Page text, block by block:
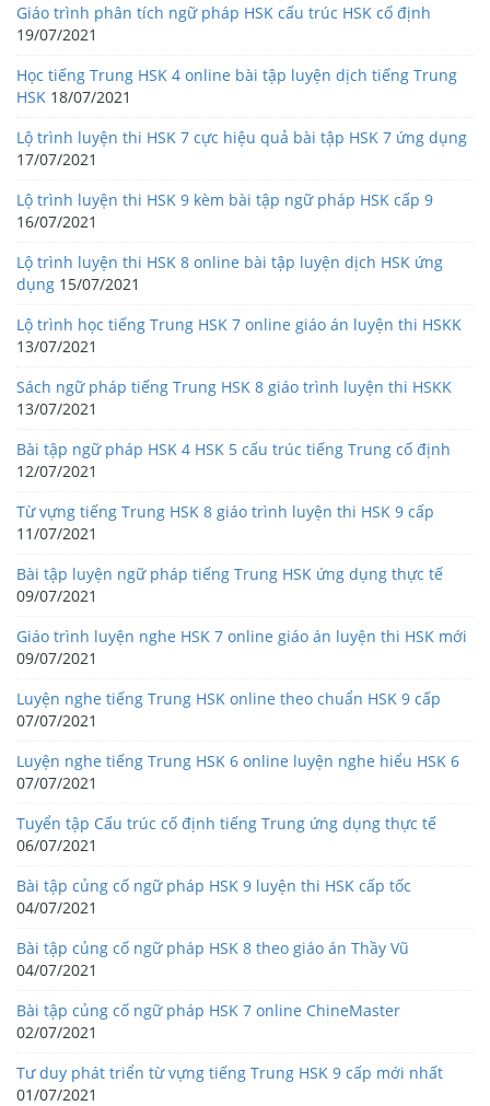
Giáo trình phân tích ngữ pháp HSK cấu trúc HSK cố định
19/07/2021
Học tiếng Trung HSK 4 online bài tập luyện dịch tiếng Trung
HSK 18/07/2021
Lộ trình luyện thi HSK 7 cực hiệu quả bài tập HSK 7 ứng dụng
17/07/2021
Lộ trình luyện thi HSK 9 kèm bài tập ngữ pháp HSK cấp 9
16/07/2021
Lộ trình luyện thi HSK 8 online bài tập luyện dịch HSK ứng
dụng 15/07/2021
Lộ trình học tiếng Trung HSK 7 online giáo án luyện thi HSKK
13/07/2021
Sách ngữ pháp tiếng Trung HSK 8 giáo trình luyện thi HSKK
13/07/2021
Bài tập ngữ pháp HSK 4 HSK 5 cấu trúc tiếng Trung cố định
12/07/2021
Từ vựng tiếng Trung HSK 8 giáo trình luyện thi HSK 9 cấp
11/07/2021
Bài tập luyện ngữ pháp tiếng Trung HSK ứng dụng thực tế
09/07/2021
Giáo trình luyện nghe HSK 7 online giáo án luyện thi HSK mới
09/07/2021
Luyện nghe tiếng Trung HSK online theo chuẩn HSK 9 cấp
07/07/2021
Luyện nghe tiếng Trung HSK 6 online luyện nghe hiểu HSK 6
07/07/2021
Tuyển tập Cấu trúc cố định tiếng Trung ứng dụng thực tế
06/07/2021
Bài tập củng cố ngữ pháp HSK 9 luyện thi HSK cấp tốc
04/07/2021
Bài tập củng cố ngữ pháp HSK 8 theo giáo án Thầy Vũ
04/07/2021
Bài tập củng cố ngữ pháp HSK 7 online ChineMaster
02/07/2021
Tư duy phát triển từ vựng tiếng Trung HSK 9 cấp mới nhất
01/07/2021